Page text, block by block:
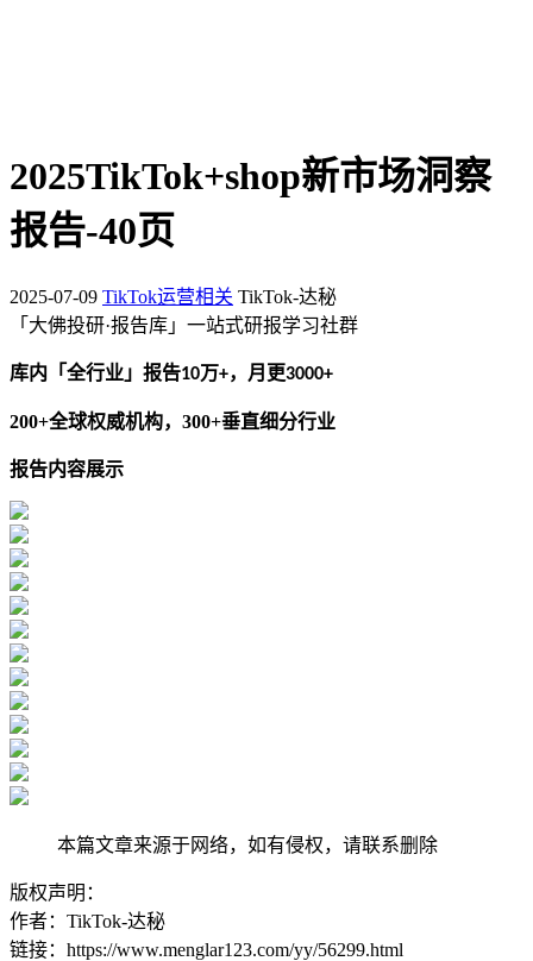
2025TikTok+shop新市场洞察
报告-40页
2025-07-09 TikTok运营相关 TikTok-达秘
「大佛投研·报告库 」一站式研报学习社群
库内「全行业」报告10万+，月更3000+
200+全球权威机构，300+垂直细分行业
报告内容展示
本篇文章来源于网络，如有侵权，请联系删除
版权声明：
作者：TikTok-达秘
链接：https://www.menglar123.com/yy/56299.html